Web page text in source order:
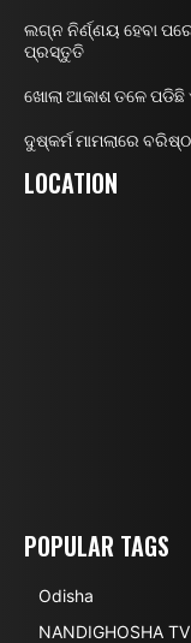
ଲଗ୍ନ ନିର୍ଣ୍ଣୟ ହେବା
ପ୍ରସ୍ତୁତି
ଖୋଲା ଆକାଶ ତଳେ ପଡିଛି
ଦୁଷ୍କର୍ମ ମାମଲାରେ
LOCATION
POPULAR TAGS
Odisha
NANDIGHOSHA TV